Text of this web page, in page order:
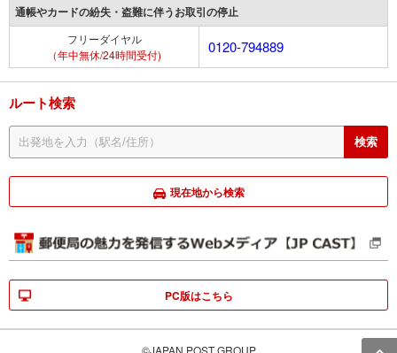
通帳やカードの紛失・盗難に伴うお取引の停止
フリーダイヤル
（年中無休/24時間受付)
0120-794889
ルート検索
現在地から検索
PC版はこちら